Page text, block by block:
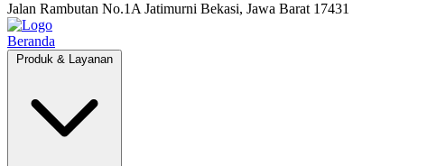
Jalan Rambutan No.1A Jatimurni Bekasi, Jawa Barat 17431
Beranda
Produk & Layanan